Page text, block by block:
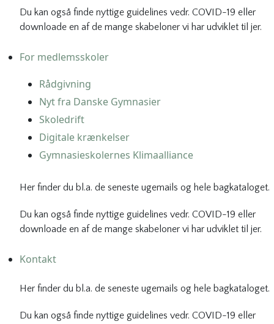
Du kan også finde nyttige guidelines vedr. COVID-19 eller
downloade en af de mange skabeloner vi har udviklet til jer.
For medlemsskoler
Rådgivning
Nyt fra Danske Gymnasier
Skoledrift
Digitale krænkelser
Gymnasieskolernes Klimaalliance
Her finder du bl.a. de seneste ugemails og hele bagkataloget.
Du kan også finde nyttige guidelines vedr. COVID-19 eller
downloade en af de mange skabeloner vi har udviklet til jer.
Kontakt
Her finder du bl.a. de seneste ugemails og hele bagkataloget.
Du kan også finde nyttige guidelines vedr. COVID-19 eller